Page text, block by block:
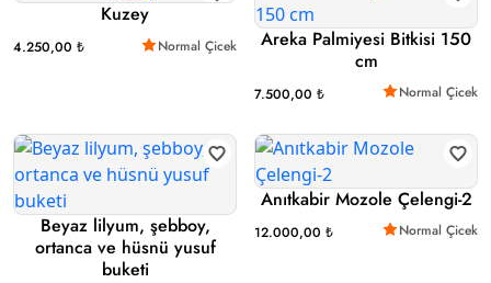
Kuzey
4.250,00 ₺ Normal Çicek
Areka Palmiyesi Bitkisi 150
cm
7.500,00 ₺ Normal Çicek
Beyaz lilyum, şebboy,
ortanca ve hüsnü yusuf
buketi
Anıtkabir Mozole Çelengi-2
12.000,00 ₺ Normal Çicek